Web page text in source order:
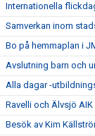
Internationella
Samverkan inom
Bo på hemmaplan i
Avslutning barn och
Alla dagar -
Ravelli och Älvsjö AIK
Besök av Kim